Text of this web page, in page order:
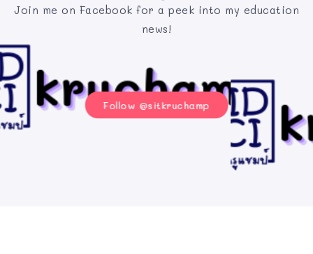
Join me on Facebook for a peek into my education
news!
Follow @sitkruchamp